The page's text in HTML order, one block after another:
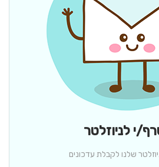
י לניוזלטר
שלנו לקבלת עדכונים